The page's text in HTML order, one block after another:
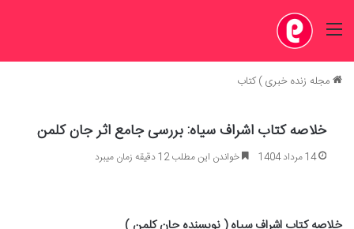
منو
مجله زنده خبری)کتاب
خلاصه کتاب اشراف سیاه: بررسی جامع اثر جان کلمن
14 مرداد 1404 خواندن این مطلب 12 دقیقه زمان میبرد